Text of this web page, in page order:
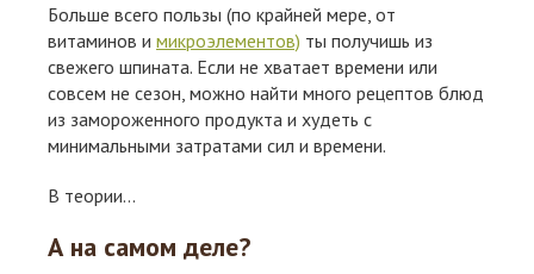
Больше всего пользы (по крайней мере, от
витаминов и микроэлементов) ты получишь из
свежего шпината. Если не хватает времени или
совсем не сезон, можно найти много рецептов блюд
из замороженного продукта и худеть с
минимальными затратами сил и времени.
В теории...
А на самом деле?